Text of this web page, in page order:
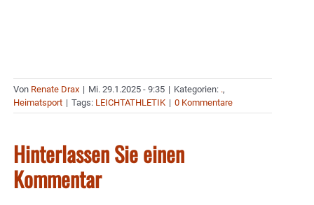
Von Renate Drax | Mi. 29.1.2025 - 9:35 | Kategorien: .,
Heimatsport | Tags: LEICHTATHLETIK | 0 Kommentare
Hinterlassen Sie einen
Kommentar